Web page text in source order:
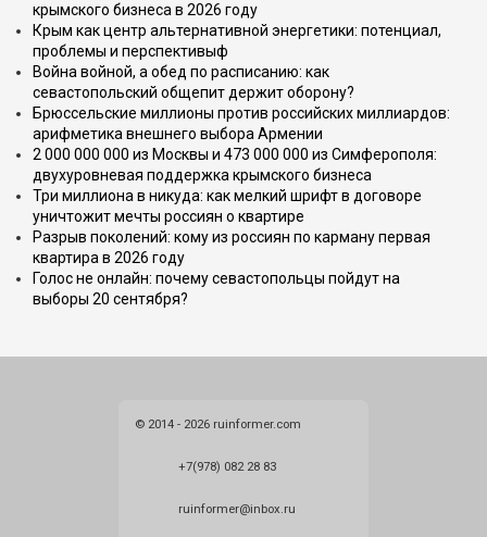
крымского бизнеса в 2026 году
Крым как центр альтернативной энергетики: потенциал,
проблемы и перспективыф
Война войной, а обед по расписанию: как
севастопольский общепит держит оборону?
Брюссельские миллионы против российских миллиардов:
арифметика внешнего выбора Армении
2 000 000 000 из Москвы и 473 000 000 из Симферополя:
двухуровневая поддержка крымского бизнеса
Три миллиона в никуда: как мелкий шрифт в договоре
уничтожит мечты россиян о квартире
Разрыв поколений: кому из россиян по карману первая
квартира в 2026 году
Голос не онлайн: почему севастопольцы пойдут на
выборы 20 сентября?
© 2014 - 2026 ruinformer.com
+7(978) 082 28 83
ruinformer@inbox.ru